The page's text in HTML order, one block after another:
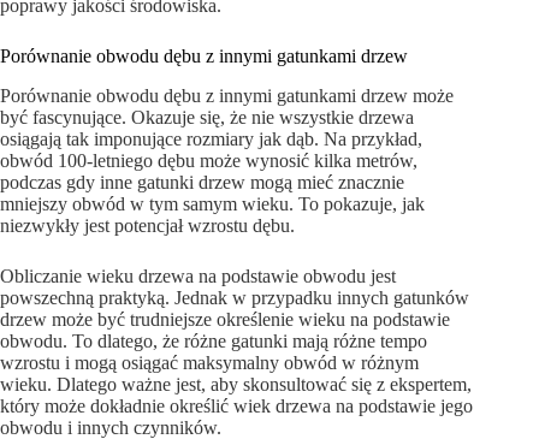
poprawy jakości środowiska.
Porównanie obwodu dębu z innymi gatunkami drzew
Porównanie obwodu dębu z innymi gatunkami drzew może
być fascynujące. Okazuje się, że nie wszystkie drzewa
osiągają tak imponujące rozmiary jak dąb. Na przykład,
obwód 100-letniego dębu może wynosić kilka metrów,
podczas gdy inne gatunki drzew mogą mieć znacznie
mniejszy obwód w tym samym wieku. To pokazuje, jak
niezwykły jest potencjał wzrostu dębu.
Obliczanie wieku drzewa na podstawie obwodu jest
powszechną praktyką. Jednak w przypadku innych gatunków
drzew może być trudniejsze określenie wieku na podstawie
obwodu. To dlatego, że różne gatunki mają różne tempo
wzrostu i mogą osiągać maksymalny obwód w różnym
wieku. Dlatego ważne jest, aby skonsultować się z ekspertem,
który może dokładnie określić wiek drzewa na podstawie jego
obwodu i innych czynników.